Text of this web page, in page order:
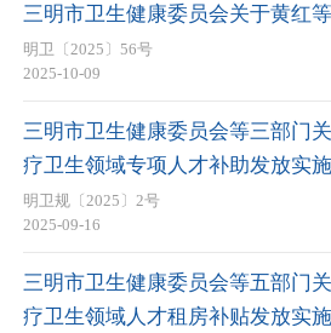
三明市卫生健康委员会关于黄红
明卫〔2025〕56号
2025-10-09
三明市卫生健康委员会等三部门
疗卫生领域专项人才补助发放实
明卫规〔2025〕2号
2025-09-16
三明市卫生健康委员会等五部门
疗卫生领域人才租房补贴发放实